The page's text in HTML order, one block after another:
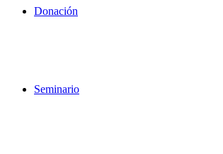
Donación
Seminario